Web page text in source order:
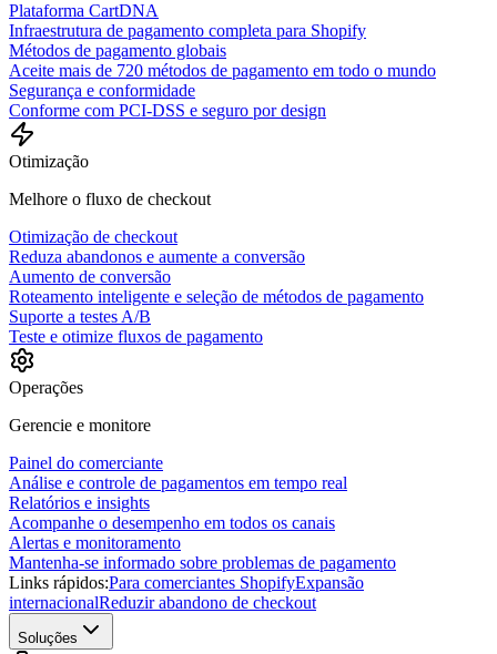
Plataforma CartDNA
Infraestrutura de pagamento completa para Shopify
Métodos de pagamento globais
Aceite mais de 720 métodos de pagamento em todo o mundo
Segurança e conformidade
Conforme com PCI-DSS e seguro por design
Otimização
Melhore o fluxo de checkout
Otimização de checkout
Reduza abandonos e aumente a conversão
Aumento de conversão
Roteamento inteligente e seleção de métodos de pagamento
Suporte a testes A/B
Teste e otimize fluxos de pagamento
Operações
Gerencie e monitore
Painel do comerciante
Análise e controle de pagamentos em tempo real
Relatórios e insights
Acompanhe o desempenho em todos os canais
Alertas e monitoramento
Mantenha-se informado sobre problemas de pagamento
Links rápidos:Para comerciantes ShopifyExpansão
internacionalReduzir abandono de checkout
Soluções